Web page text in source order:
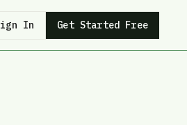
In Get Started Free